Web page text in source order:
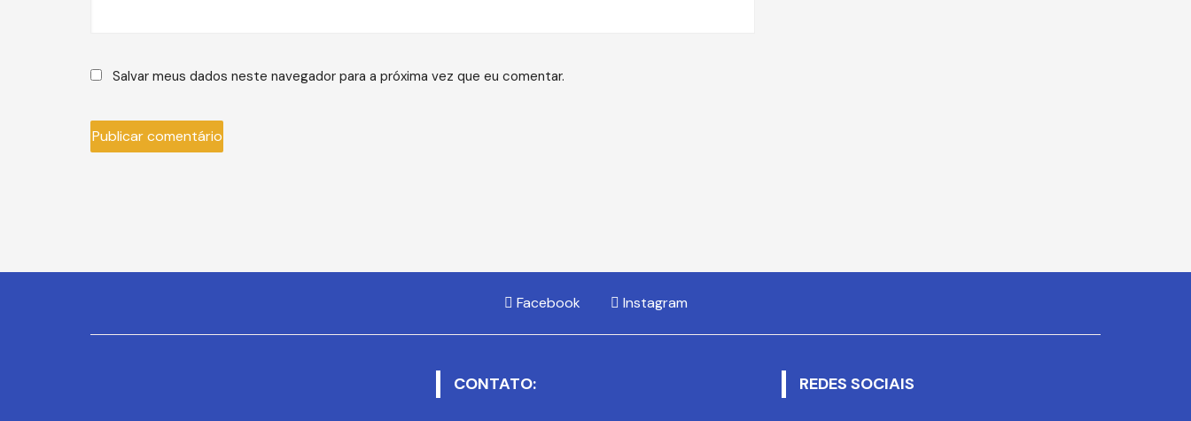
Salvar meus dados neste navegador para a próxima vez que eu comentar.
Facebook Instagram
CONTATO: REDES SOCIAIS